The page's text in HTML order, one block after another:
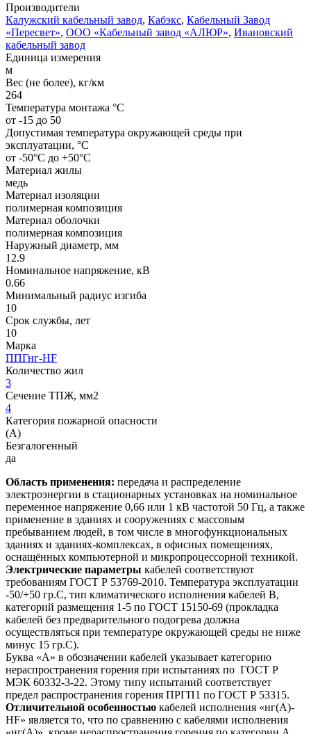
Производители
Калужский кабельный завод, Кабэкс, Кабельный Завод
«Пересвет», ООО «Кабельный завод «АЛЮР», Ивановский
кабельный завод
Единица измерения
м
Вес (не более), кг/км
264
Температура монтажа °C
от -15 до 50
Допустимая температура окружающей среды при
эксплуатации, °C
от -50°С до +50°С
Материал жилы
медь
Материал изоляции
полимерная композиция
Материал оболочки
полимерная композиция
Наружный диаметр, мм
12.9
Номинальное напряжение, кВ
0.66
Минимальный радиус изгиба
10
Срок службы, лет
10
Марка
ППГнг-HF
Количество жил
3
Сечение ТПЖ, мм2
4
Категория пожарной опасности
(A)
Безгалогенный
да
Область применения: передача и распределение
электроэнергии в стационарных установках на номинальное
переменное напряжение 0,66 или 1 кВ частотой 50 Гц, а также
применение в зданиях и сооружениях с массовым
пребыванием людей, в том числе в многофункциональных
зданиях и зданиях-комплексах, в офисных помещениях,
оснащённых компьютерной и микропроцессорной техникой.
Электрические параметры кабелей соответствуют
требованиям ГОСТ Р 53769-2010. Температура эксплуатации
-50/+50 гр.С, тип климатического исполнения кабелей В,
категорий размещения 1-5 по ГОСТ 15150-69 (прокладка
кабелей без предварительного подогрева должна
осуществляться при температуре окружающей среды не ниже
минус 15 гр.С).
Буква «А» в обозначении кабелей указывает категорию
нераспространения горения при испытаниях по ГОСТ Р
МЭК 60332-3-22. Этому типу испытаний соответствует
предел распространения горения ПРГП1 по ГОСТ Р 53315.
Отличительной особенностью кабелей исполнения «нг(А)-
HF» является то, что по сравнению с кабелями исполнения